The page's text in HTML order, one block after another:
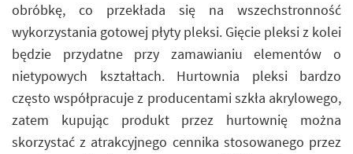
obróbkę, co przekłada się na wszechstronność
wykorzystania gotowej płyty pleksi. Gięcie pleksi z kolei
będzie przydatne przy zamawianiu elementów o
nietypowych kształtach. Hurtownia pleksi bardzo
często współpracuje z producentami szkła akrylowego,
zatem kupując produkt przez hurtownię można
skorzystać z atrakcyjnego cennika stosowanego przez